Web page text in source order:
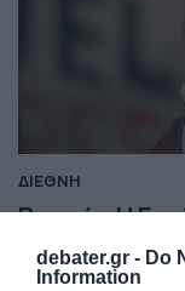
debater.gr - Do
Information
ΔΙΕΘΝΗ
Βενετία: Η
πράσινο το
απαγόρευση